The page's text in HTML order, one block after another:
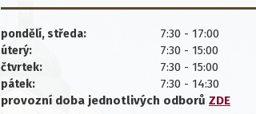
pondělí, středa: 7:30 - 17:00
úterý: 7:30 - 15:00
čtvrtek: 7:30 - 15:00
pátek:
7:30 - 14:30
provozní doba jednotlivých odborů ZDE